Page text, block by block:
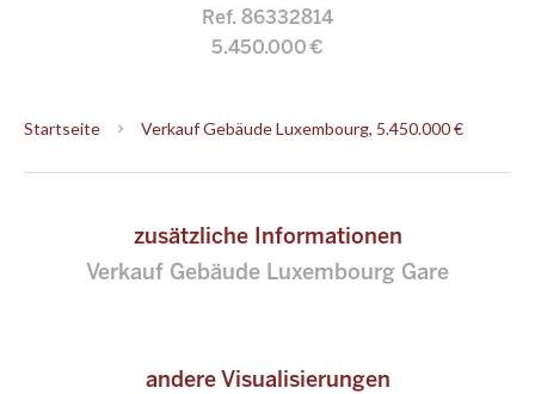
Ref. 86332814
5.450.000 €
Startseite Verkauf Gebäude Luxembourg, 5.450.000 €
zusätzliche Informationen
Verkauf Gebäude Luxembourg Gare
andere Visualisierungen